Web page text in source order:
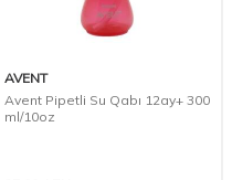
AVENT
Avent Pipetli Su Qabı 12ay+ 300
ml/10oz